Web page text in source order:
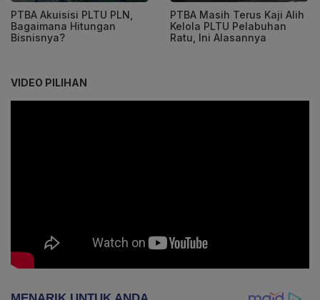
PTBA Akuisisi PLTU PLN,
Bagaimana Hitungan
Bisnisnya?
PTBA Masih Terus Kaji Alih
Kelola PLTU Pelabuhan
Ratu, Ini Alasannya
VIDEO PILIHAN